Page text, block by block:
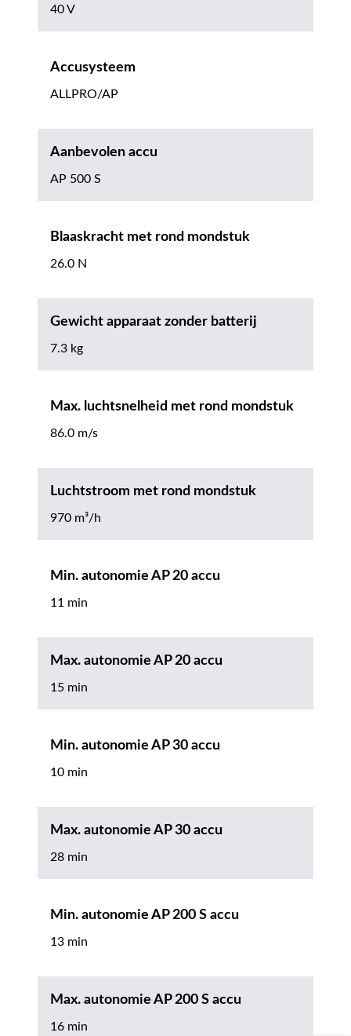
40 V
Accusysteem
ALLPRO/AP
Aanbevolen accu
AP 500 S
Blaaskracht met rond mondstuk
26.0 N
Gewicht apparaat zonder batterij
7.3 kg
Max. luchtsnelheid met rond mondstuk
86.0 m/s
Luchtstroom met rond mondstuk
970 m³/h
Min. autonomie AP 20 accu
11 min
Max. autonomie AP 20 accu
15 min
Min. autonomie AP 30 accu
10 min
Max. autonomie AP 30 accu
28 min
Min. autonomie AP 200 S accu
13 min
Max. autonomie AP 200 S accu
16 min